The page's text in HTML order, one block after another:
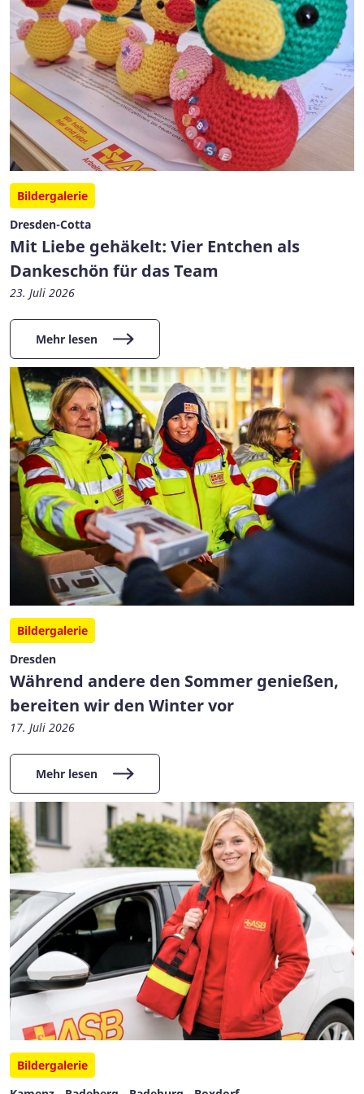
Bildergalerie
Dresden-Cotta
Mit Liebe gehäkelt: Vier Entchen als
Dankeschön für das Team
23. Juli 2026
Mehr lesen
Bildergalerie
Dresden
Während andere den Sommer genießen,
bereiten wir den Winter vor
17. Juli 2026
Mehr lesen
Bildergalerie